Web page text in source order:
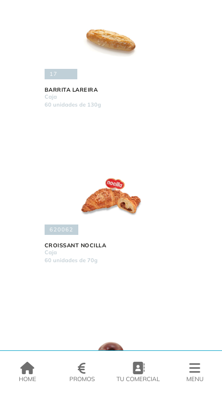
17
BARRITA LAREIRA
Caja
60 unidades de 130g
620062
CROISSANT NOCILLA
Caja
60 unidades de 70g
HOME PROMOS TU COMERCIAL MENU